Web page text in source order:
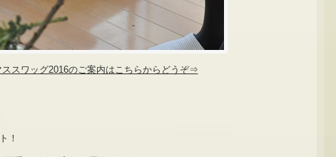
スワッグ2016のご案内はこちらからどうぞ⇒
！